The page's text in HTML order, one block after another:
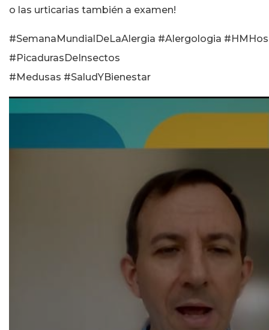
o las urticarias también a examen!
#SemanaMundialDeLaAlergia #Alergologia
#PicadurasDeInsectos
#Medusas #SaludYBienestar